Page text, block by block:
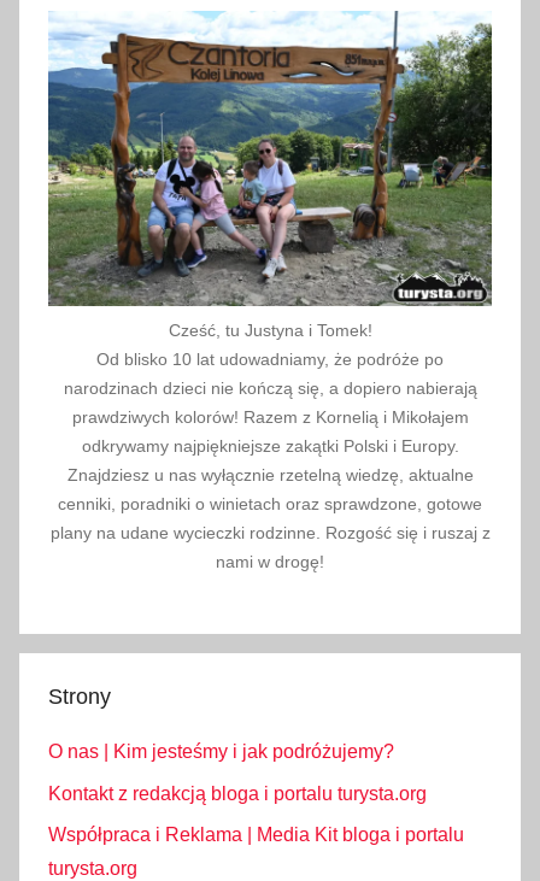
i
a
2
2
4
Cześć, tu Justyna i Tomek!
Od blisko 10 lat udowadniamy, że podróże po
narodzinach dzieci nie kończą się, a dopiero nabierają
prawdziwych kolorów! Razem z Kornelią i Mikołajem
odkrywamy najpiękniejsze zakątki Polski i Europy.
Znajdziesz u nas wyłącznie rzetelną wiedzę, aktualne
cenniki, poradniki o winietach oraz sprawdzone, gotowe
plany na udane wycieczki rodzinne. Rozgość się i ruszaj z
nami w drogę!
Strony
O nas | Kim jesteśmy i jak podróżujemy?
Kontakt z redakcją bloga i portalu turysta.org
Współpraca i Reklama | Media Kit bloga i portalu
turysta.org